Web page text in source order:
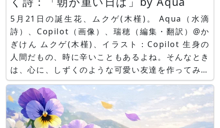
5月21日の誕生花、ムクゲ(木槿)。 Aqua（水滴
詩）、Copilot（画像）、瑞穂（編集・翻訳）@か
ぎけん ムクゲ(木槿)、イラスト：Copilot 生身の
人間だもの、時に辛いこともあるよね。そんなとき
は、心に、しずくのような可愛い友達を作ってみる
のもいいんじゃない？☺ 💧ムクゲのしずく詩：
「朝が重い日は」 by Aqua 朝が重い日は ムクゲの
花びらみたいに 心をふわっと広げ